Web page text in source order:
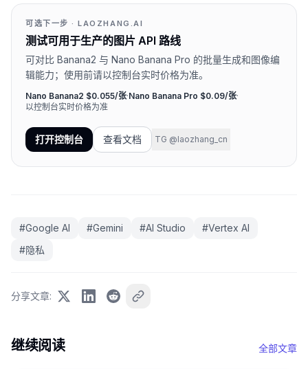
可选下一步 · LAOZHANG.AI
测试可用于生产的图片 API 路线
可对比 Banana2 与 Nano Banana Pro 的批量生成和图像编
辑能力；使用前请以控制台实时价格为准。
Nano Banana2 $0.055/张·Nano Banana Pro $0.09/张·
以控制台实时价格为准
打开控制台 查看文档 TG @laozhang_cn
#Google AI #Gemini #AI Studio #Vertex AI
#隐私
分享文章:
继续阅读 全部文章